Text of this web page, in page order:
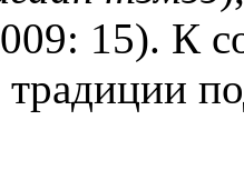
15). К